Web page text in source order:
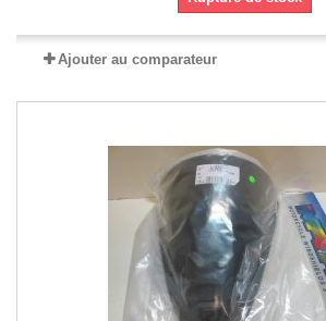
Ajouter au comparateur